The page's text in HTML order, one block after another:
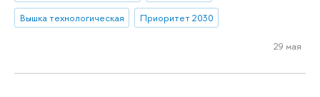
Вышка технологическая
Приоритет 2030
29 мая